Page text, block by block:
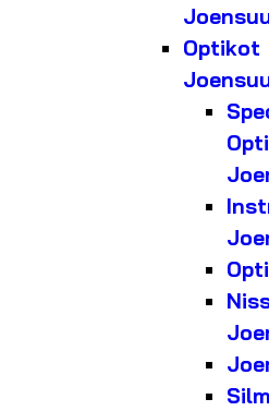
Optikot